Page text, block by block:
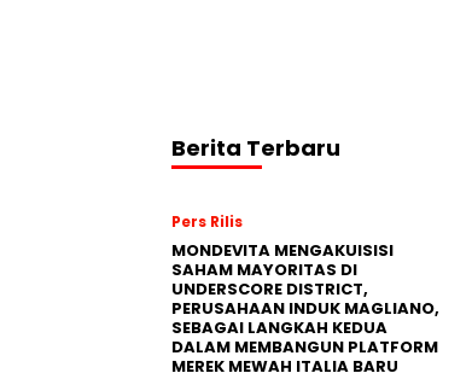
Berita Terbaru
Pers Rilis
MONDEVITA MENGAKUISISI
SAHAM MAYORITAS DI
UNDERSCORE DISTRICT,
PERUSAHAAN INDUK MAGLIANO,
SEBAGAI LANGKAH KEDUA
DALAM MEMBANGUN PLATFORM
MEREK MEWAH ITALIA BARU